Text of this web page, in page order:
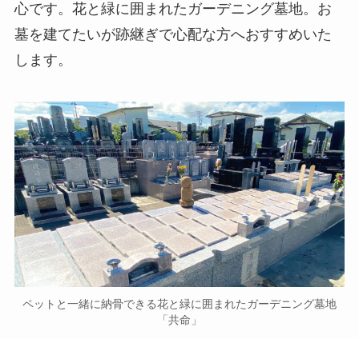
心です。花と緑に囲まれたガーデニング墓地。お
墓を建てたいが跡継ぎで心配な方へおすすめいた
します。
ペットと一緒に納骨できる花と緑に囲まれたガーデニング墓地
「共命」